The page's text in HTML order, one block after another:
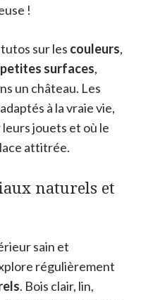
!
sur les couleurs,
petites surfaces,
un château. Les
à la vraie vie,
jouets et où le
attitrée.
naturels et
sain et
régulièrement
. Bois clair, lin,